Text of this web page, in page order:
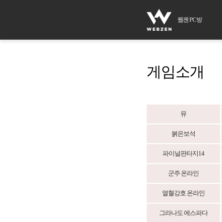
웹젠 PC방
게임소개
뮤
붉은보석
파이널판타지14
군주 온라인
열혈강호 온라인
그라나도 에스파다